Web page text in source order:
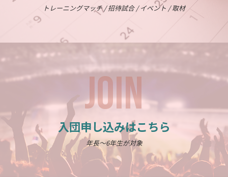
トレーニングマッチ / 招待試合 / イベント / 取材
JOIN
入団申し込みはこちら
年長～6年生が対象